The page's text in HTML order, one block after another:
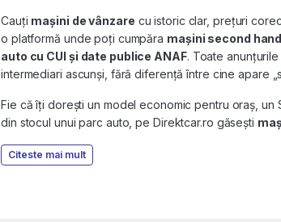
Cauți mașini de vânzare cu istoric clar, prețuri
o platformă unde poți cumpăra mașini second hand
auto cu CUI și date publice ANAF. Toate
intermediari ascunși, fără diferență între cine apare
Fie că îți dorești un model economic pentru oraș, un
din stocul unui parc auto, pe Direktcar.ro găsești
Citeste mai mult